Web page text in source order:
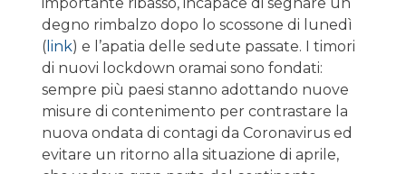
degno rimbalzo dopo lo scossone di lunedì
( link) e l’apatia delle sedute passate. I timori
di nuovi lockdown oramai sono fondati:
sempre più paesi stanno adottando nuove
misure di contenimento per contrastare la
nuova ondata di contagi da Coronavirus ed
evitare un ritorno alla situazione di aprile,